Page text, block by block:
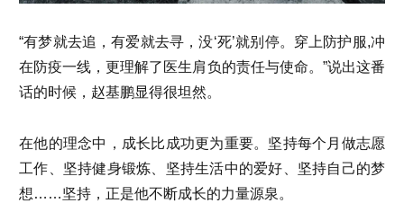
“有梦就去追，有爱就去寻，没‘死’就别停。穿上防护服,冲
在防疫一线，更理解了医生肩负的责任与使命。”说出这番
话的时候，赵基鹏显得很坦然。
在他的理念中，成长比成功更为重要。坚持每个月做志愿
工作、坚持健身锻炼、坚持生活中的爱好、坚持自己的梦
想……坚持，正是他不断成长的力量源泉。